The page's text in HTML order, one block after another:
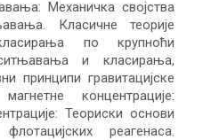
Механичка својства
Класичне теорије
по крупноћи
и класирања,
принципи гравитацијске
концентрације:
Теориски основи
реагенаса.